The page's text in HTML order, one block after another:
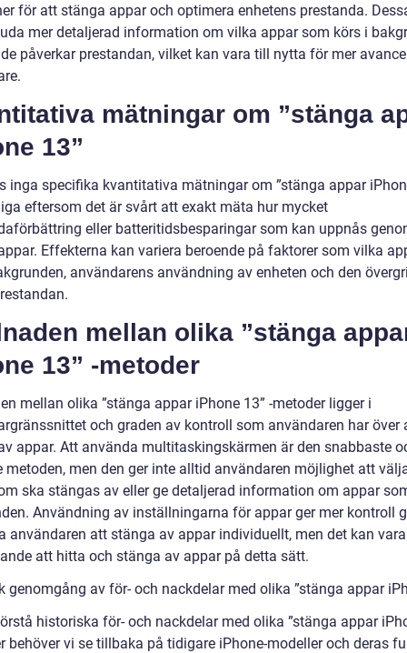
för att stänga appar och optimera enhetens prestanda.
mer detaljerad information om vilka appar som körs i
påverkar prestandan, vilket kan vara till nytta för mer
mätningar om ”stänga
13”
inga specifika kvantitativa mätningar om ”stänga appar
eftersom det är svårt att exakt mäta hur mycket
eller batteritidsbesparingar som kan uppnås
Effekterna kan variera beroende på faktorer som vilka
användarens användning av enheten och den
mellan olika ”stänga
13” -metoder
mellan olika ”stänga appar iPhone 13” -metoder ligger i
och graden av kontroll som användaren har över
appar. Att använda multitaskingskärmen är den snabbaste
metoden, men den ger inte alltid användaren möjlighet att
ska stängas av eller ge detaljerad information om appar
Användning av inställningarna för appar ger mer kontroll
användaren att stänga av appar individuellt, men det kan
att hitta och stänga av appar på detta sätt.
genomgång av för- och nackdelar med olika ”stänga appar
historiska för- och nackdelar med olika ”stänga appar
behöver vi se tillbaka på tidigare iPhone-modeller och deras